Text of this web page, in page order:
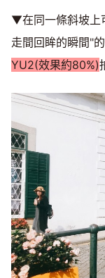
▼在同一條斜坡上
走間回眸的瞬間"
YU2(效果約80%)